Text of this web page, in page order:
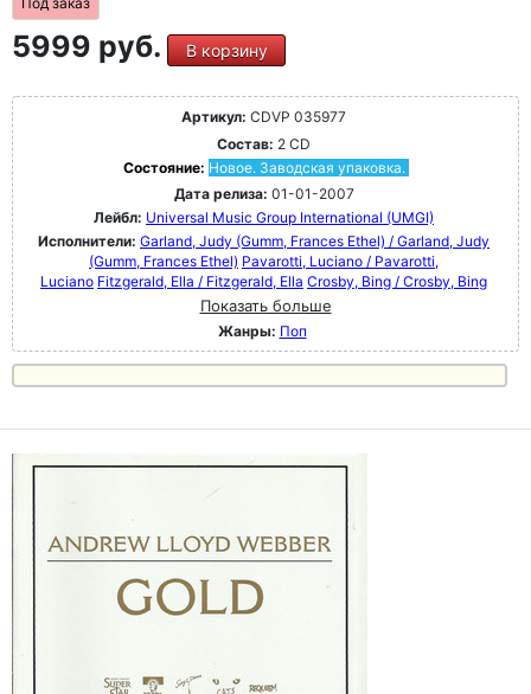
5999 руб. В корзину
Артикул: CDVP 035977
Состав: 2 CD
Состояние: Новое. Заводская упаковка.
Дата релиза: 01-01-2007
Лейбл: Universal Music Group International (UMGI)
Исполнители: Garland, Judy (Gumm, Frances Ethel) / Garland, Judy
(Gumm, Frances Ethel) Pavarotti, Luciano / Pavarotti,
Luciano Fitzgerald, Ella / Fitzgerald, Ella Crosby, Bing / Crosby, Bing
Показать больше
Жанры: Поп